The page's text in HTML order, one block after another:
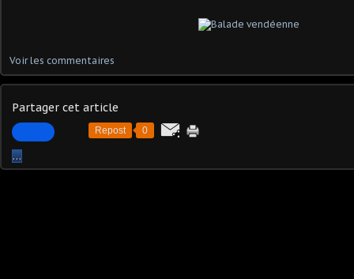
Voir les commentaires
Partager cet article
Repost 0
…